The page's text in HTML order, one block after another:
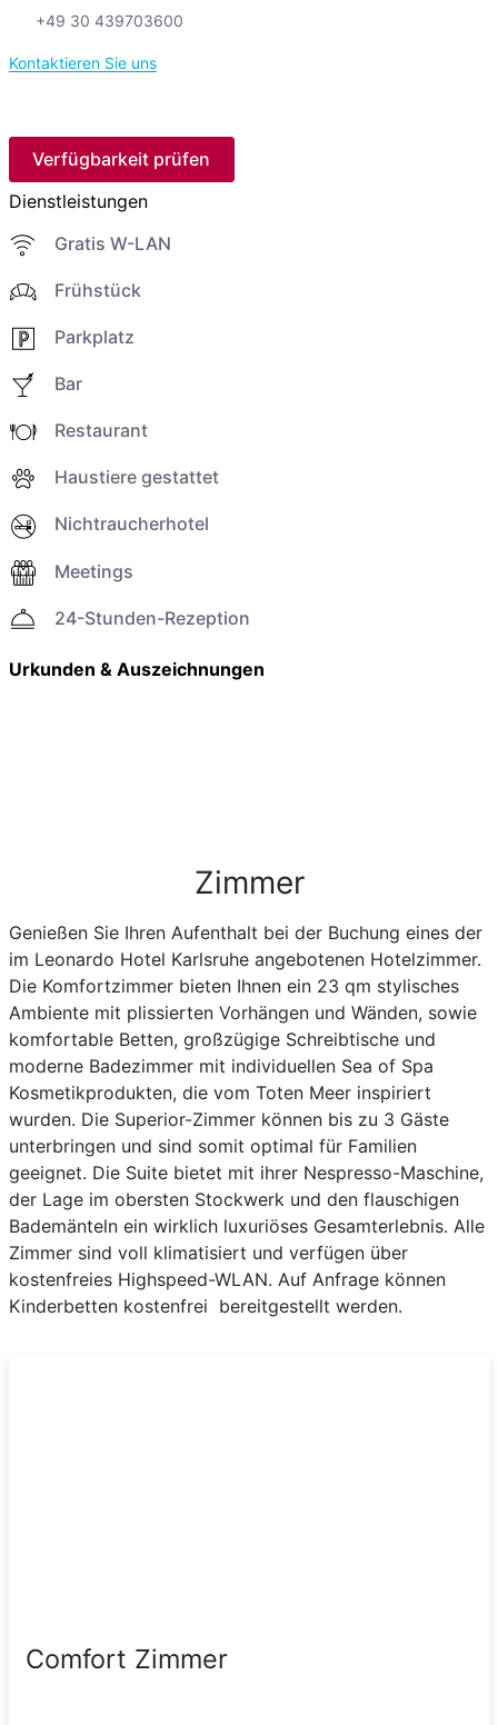
+49 30 439703600
Kontaktieren Sie uns
Verfügbarkeit prüfen
Dienstleistungen
Gratis W-LAN
Frühstück
Parkplatz
Bar
Restaurant
Haustiere gestattet
Nichtraucherhotel
Meetings
24-Stunden-Rezeption
Urkunden & Auszeichnungen
Zimmer
Genießen Sie Ihren Aufenthalt bei der Buchung eines der
im Leonardo Hotel Karlsruhe angebotenen Hotelzimmer.
Die Komfortzimmer bieten Ihnen ein 23 qm stylisches
Ambiente mit plissierten Vorhängen und Wänden, sowie
komfortable Betten, großzügige Schreibtische und
moderne Badezimmer mit individuellen Sea of Spa
Kosmetikprodukten, die vom Toten Meer inspiriert
wurden. Die Superior-Zimmer können bis zu 3 Gäste
unterbringen und sind somit optimal für Familien
geeignet. Die Suite bietet mit ihrer Nespresso-Maschine,
der Lage im obersten Stockwerk und den flauschigen
Bademänteln ein wirklich luxuriöses Gesamterlebnis. Alle
Zimmer sind voll klimatisiert und verfügen über
kostenfreies Highspeed-WLAN. Auf Anfrage können
Kinderbetten kostenfrei bereitgestellt werden.
Comfort Zimmer